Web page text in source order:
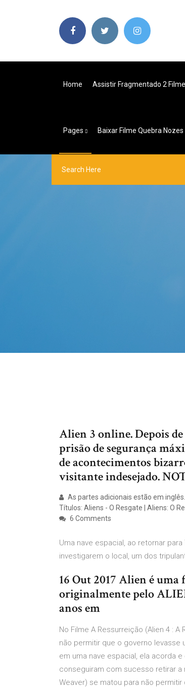
Home Assistir Fragmentado 2
Pages Baixar Filme Quebra
Alien 3 online. Depois
prisão de segurança
de acontecimentos
visitante indesejado.
As partes adicionais estão em
Títulos: Aliens - O Resgate | Aliens: O
6 Comments
Uma nave espacial, ao retornar
investigarem o local, um dos
16 Out 2017 Alien é
originalmente pelo
anos em
No Filme A Ressurreição (Alien 4 :
não permitir que o governo levasse
em uma nave espacial, ela acorda
conseguiram com sucesso retirar a
Weaver) se matou para não